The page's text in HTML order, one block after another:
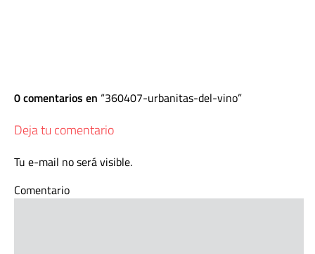
0 comentarios en 360407-urbanitas-del-vino
Deja tu comentario
Tu e-mail no será visible.
Comentario